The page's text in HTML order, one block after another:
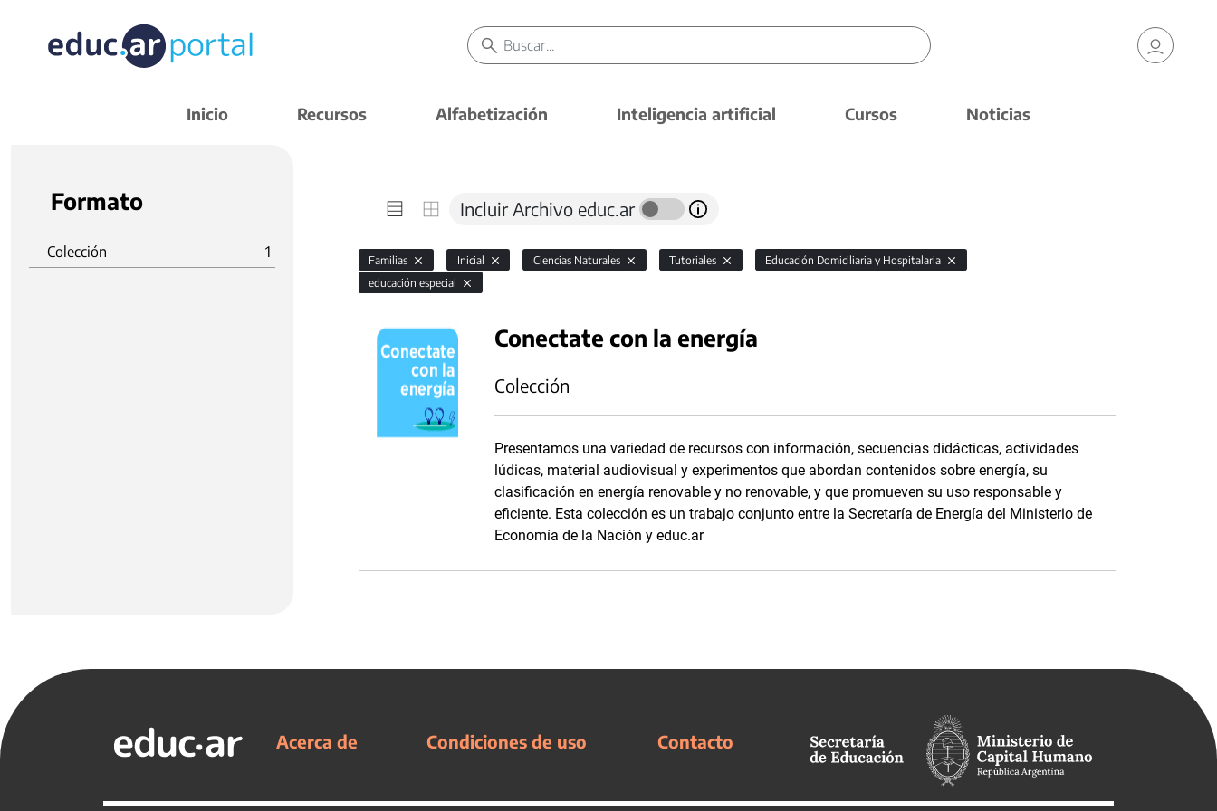
Inicio Recursos Alfabetización Inteligencia artificial Cursos Noticias
Formato
Colección 1
Incluir Archivo educ.ar
Familias Inicial Ciencias Naturales Tutoriales
Educación Domiciliaria y Hospitalaria
educación especial
Conectate con la energía
Colección
Presentamos una variedad de recursos con información, secuencias didácticas, actividades
lúdicas, material audiovisual y experimentos que abordan contenidos sobre energía, su
clasificación en energía renovable y no renovable, y que promueven su uso responsable y
eficiente. Esta colección es un trabajo conjunto entre la Secretaría de Energía del Ministerio de
Economía de la Nación y educ.ar
Acerca de Condiciones de uso Contacto